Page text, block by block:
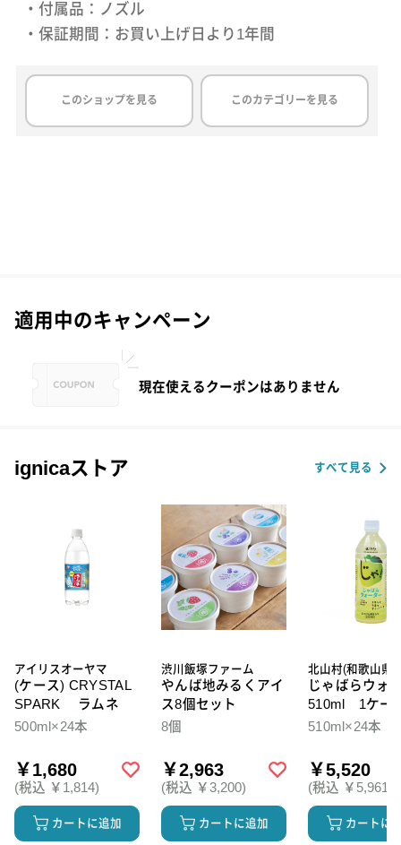
・付属品：ノズル
このショップを見る このカテゴリーを見る
適用中のキャンペーン
現在使えるクーポンはありません
ignicaストア すべて見る
アイリスオーヤマ
(ケース) CRYSTAL
SPARK ラムネ
500ml×24本
￥1,680
(税込 ￥1,814)
カートに追加
渋川飯塚ファーム
やんば地みるくアイ
ス8個セット
8個
￥2,963
(税込 ￥3,200)
カートに追加
北山村(和歌山県)
じゃばらウォ
510ml 1ケー
本入
510ml×24本
￥5,520
(税込 ￥5,961)
カートに